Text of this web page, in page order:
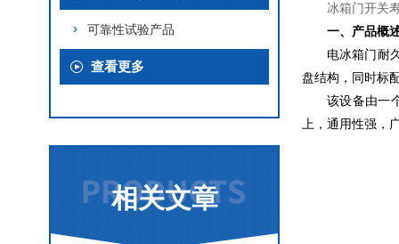
可靠性试验产品
查看更多
相关文章
冰箱门开关
一、产品概
电冰箱门耐
盘结构，同时标
该设备由一
上，通用性强，